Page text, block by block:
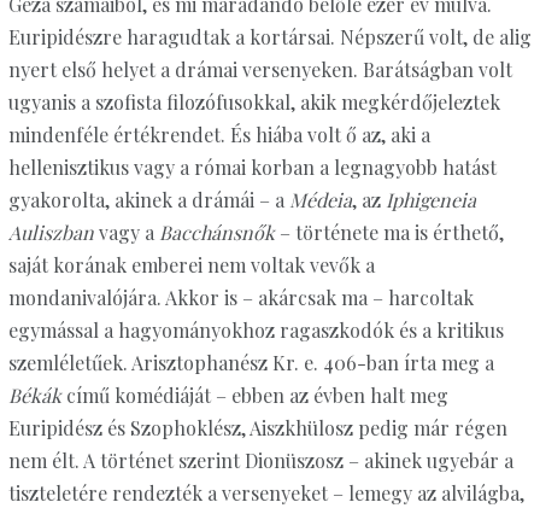
Euripidészre haragudtak a kortársai. Népszerű volt, de alig
nyert első helyet a drámai versenyeken. Barátságban volt
ugyanis a szofista filozófusokkal, akik megkérdőjeleztek
mindenféle értékrendet. És hiába volt ő az, aki a
hellenisztikus vagy a római korban a legnagyobb hatást
gyakorolta, akinek a drámái – a Médeia, az Iphigeneia
Auliszbanvagy a Bacchánsnők– története ma is érthető,
saját korának emberei nem voltak vevők a
mondanivalójára. Akkor is – akárcsak ma – harcoltak
egymással a hagyományokhoz ragaszkodók és a kritikus
szemléletűek. Arisztophanész Kr. e. 406-ban írta meg a
Békákcímű komédiáját – ebben az évben halt meg
Euripidész és Szophoklész, Aiszkhülosz pedig már régen
nem élt. A történet szerint Dionüszosz – akinek ugyebár a
tiszteletére rendezték a versenyeket – lemegy az alvilágba,